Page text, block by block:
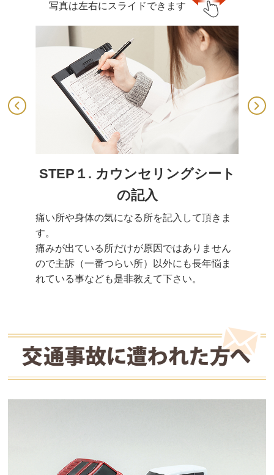
写真は左右にスライドできます
STEP１. カウンセリングシート
の記入
痛い所や身体の気になる所を記入して頂きま
す。
痛みが出ている所だけが原因ではありません
ので主訴（一番つらい所）以外にも長年悩ま
れている事なども是非教えて下さい。